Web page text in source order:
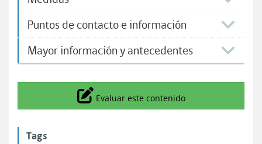
Puntos de contacto e información
Mayor información y antecedentes
Icono
Evaluar este contenido
Tags